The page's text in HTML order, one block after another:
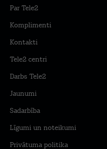
Par Tele2
Komplimenti
Kontakti
Tele2 centri
Darbs Tele2
Jaunumi
Sadarbība
Līgumi un noteikumi
Privātuma politika